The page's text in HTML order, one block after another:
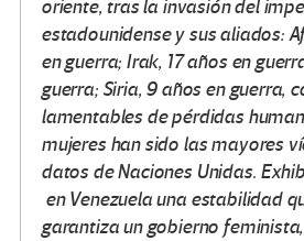
oriente, tras la invasión del
estadounidense y sus aliados:
en guerra; Irak, 17 años en
guerra; Siria, 9 años en guerra,
lamentables de pérdidas
mujeres han sido las mayores
datos de Naciones Unidas.
en Venezuela una estabilidad
garantiza un gobierno